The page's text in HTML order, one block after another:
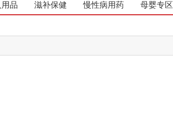
用品 滋补保健 慢性病用药 母婴专区